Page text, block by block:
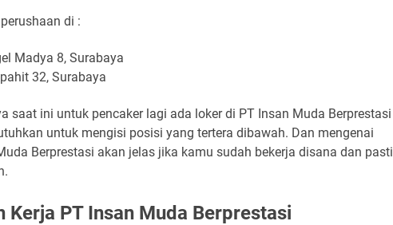
di :
Madya 8, Surabaya
32, Surabaya
saat ini untuk pencaker lagi ada loker di PT Insan Muda Berprestasi
untuk mengisi posisi yang tertera dibawah. Dan mengenai
Berprestasi akan jelas jika kamu sudah bekerja disana dan pasti
Kerja PT Insan Muda Berprestasi